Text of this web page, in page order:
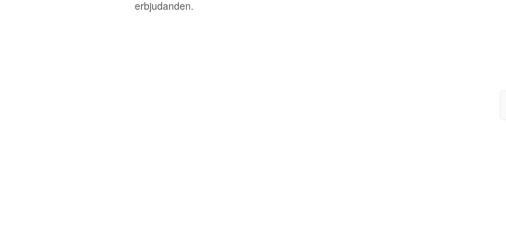
erbjudanden.